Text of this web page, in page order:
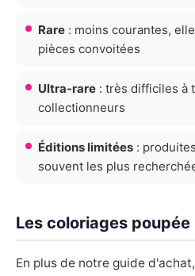
Rare : moins courantes,
pièces convoitées
Ultra-rare : très difficiles à
collectionneurs
Éditions limitées :
souvent les plus
Les coloriages
En plus de notre guide